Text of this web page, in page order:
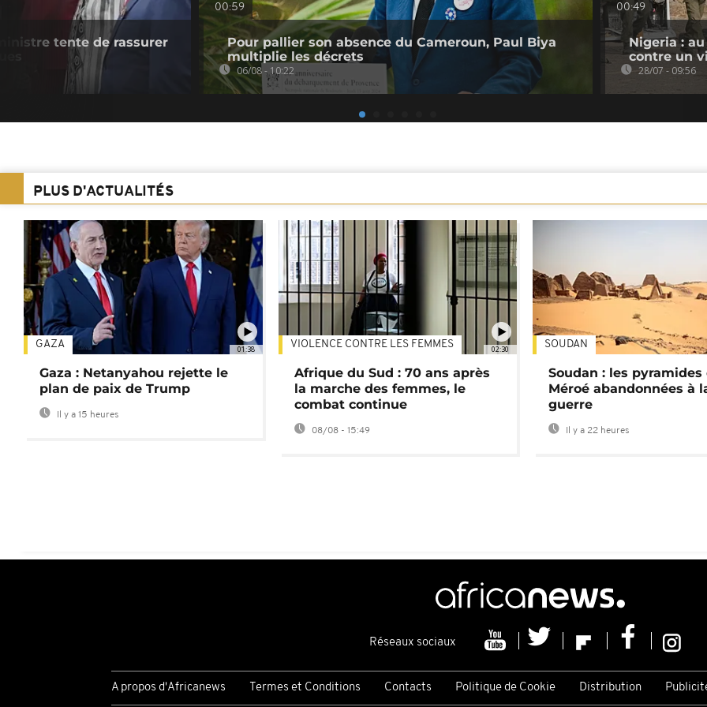
tente de rassurer
00:59
Pour pallier son absence du Cameroun, Paul Biya
multiplie les décrets
06/08 - 10:22
00:49
Nigeria :
contre un
28/07 - 09:56
PLUS D'ACTUALITÉS
01:38
GAZA
Gaza : Netanyahou rejette le
plan de paix de Trump
Il y a 15 heures
02:30
VIOLENCE CONTRE LES FEMMES
Afrique du Sud : 70 ans après
la marche des femmes, le
combat continue
08/08 - 15:49
SOUDAN
Soudan : les pyramides
Méroé abandonnées à
guerre
Il y a 22 heures
Réseaux sociaux
A propos d'Africanews Termes et Conditions Contacts Politique de Cookie Distribution